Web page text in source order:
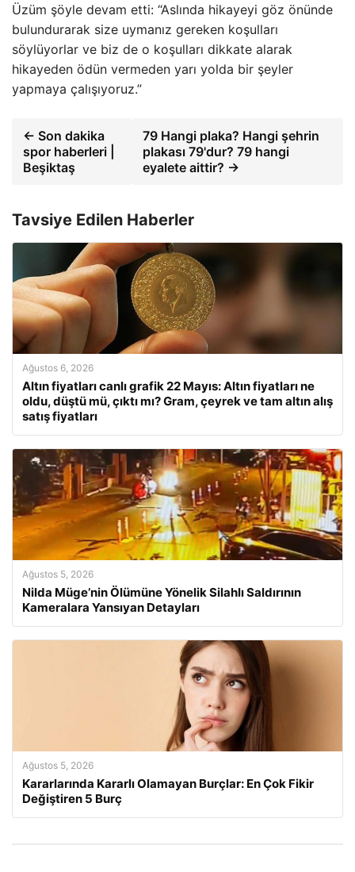
Üzüm şöyle devam etti: “Aslında hikayeyi göz önünde
bulundurarak size uymanız gereken koşulları
söylüyorlar ve biz de o koşulları dikkate alarak
hikayeden ödün vermeden yarı yolda bir şeyler
yapmaya çalışıyoruz.”
← Son dakika
spor haberleri |
Beşiktaş
79 Hangi plaka? Hangi şehrin
plakası 79'dur? 79 hangi
eyalete aittir? →
Tavsiye Edilen Haberler
Ağustos 6, 2026
Altın fiyatları canlı grafik 22 Mayıs: Altın fiyatları ne
oldu, düştü mü, çıktı mı? Gram, çeyrek ve tam altın alış
satış fiyatları
Ağustos 5, 2026
Nilda Müge’nin Ölümüne Yönelik Silahlı Saldırının
Kameralara Yansıyan Detayları
Ağustos 5, 2026
Kararlarında Kararlı Olamayan Burçlar: En Çok Fikir
Değiştiren 5 Burç